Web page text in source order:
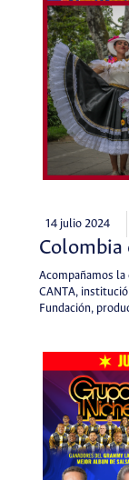
14 julio 2024
Colombia
Acompañamos la
CANTA,
Fundación,